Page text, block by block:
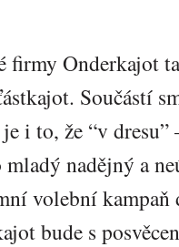
firmy Onderkajot
Součástí
i to, že “v dresu”
mladý nadějný a
volební kampaň
bude s